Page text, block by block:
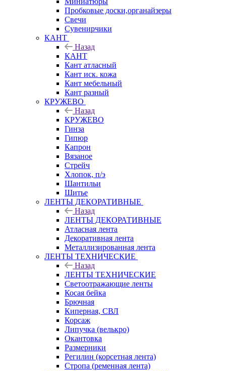
Пробковые доски,органайзеры
Свечи
Сувенирчики
КАНТ
Назад
КАНТ
Кант атласный
Кант иск. кожа
Кант мебельный
Кант разный
КРУЖЕВО
Назад
КРУЖЕВО
Гинза
Гипюр
Капрон
Вязаное
Стрейч
Хлопок, п/э
Шантильи
Шитье
ЛЕНТЫ ДЕКОРАТИВНЫЕ
Назад
ЛЕНТЫ ДЕКОРАТИВНЫЕ
Атласная лента
Декоративная лента
Металлизированная лента
ЛЕНТЫ ТЕХНИЧЕСКИЕ
Назад
ЛЕНТЫ ТЕХНИЧЕСКИЕ
Светоотражающие ленты
Косая бейка
Брючная
Киперная, СВЛ
Корсаж
Липучка (велькро)
Окантовка
Размерники
Регилин (корсетная лента)
Стропа (ременная лента)